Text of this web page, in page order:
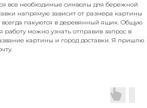
все необходимые символы для бережной
напрямую зависит от размера картины
пакуются в деревянный ящик. Общую
работу можно узнать отправив запрос в
картины и город доставки. Я пришлю